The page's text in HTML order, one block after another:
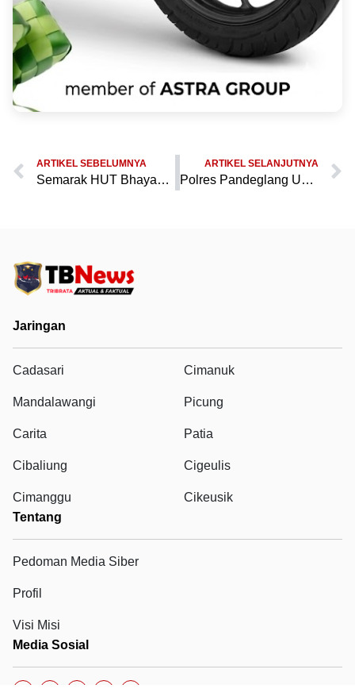
ARTIKEL SEBELUMNYA
Semarak HUT Bhayangkara ke-80, Polres Pandeglang Gelar Kejuaraan Tenis Meja Kapolres Cup 2026
ARTIKEL SELANJUTNYA
Polres Pandeglang Ukir Prestasi di Pekan Olahraga Polri 2026, Brigadir Lutfi Permana Raih Juara 3 Karate Kumite
Jaringan
Cadasari Cimanuk
Mandalawangi Picung
Carita Patia
Cibaliung Cigeulis
Cimanggu
Cikeusik
Tentang
Pedoman Media Siber
Profil
Visi Misi
Media Sosial